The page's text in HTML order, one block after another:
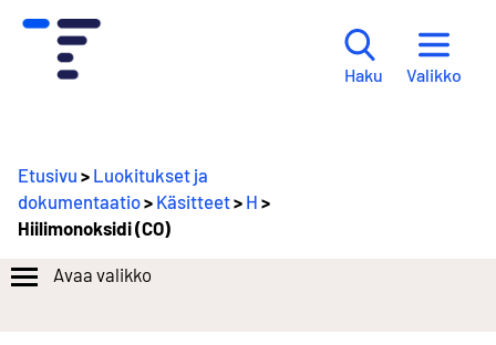
Haku Valikko
Etusivu > Luokitukset ja
dokumentaatio> Käsitteet> H >
Hiilimonoksidi (CO)
Avaa valikko